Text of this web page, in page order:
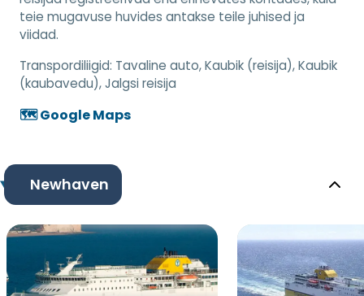
teie mugavuse huvides antakse teile juhised ja
viidad.
Transpordiliigid: Tavaline auto, Kaubik (reisija), Kaubik
(kaubavedu), Jalgsi reisija
🗺️ Google Maps
Newhaven